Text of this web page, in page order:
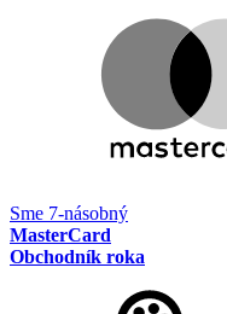
Sme 7-násobný
MasterCard
Obchodník roka